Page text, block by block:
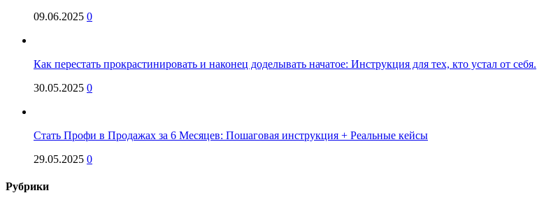
09.06.2025 0
Как перестать прокрастинировать и наконец доделывать начатое: Инструкция для тех, кто устал от себя.
30.05.2025 0
Стать Профи в Продажах за 6 Месяцев: Пошаговая инструкция + Реальные кейсы
29.05.2025 0
Рубрики